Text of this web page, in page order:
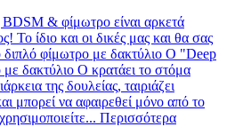
& φίμωτρο είναι αρκετά
Το ίδιο και οι δικές μας και θα σας
διπλό φίμωτρο με δακτύλιο Ο "Deep
δακτύλιο Ο κρατάει το στόμα
της δουλείας, ταιριάζει
μπορεί να αφαιρεθεί μόνο από το
Περισσότερα